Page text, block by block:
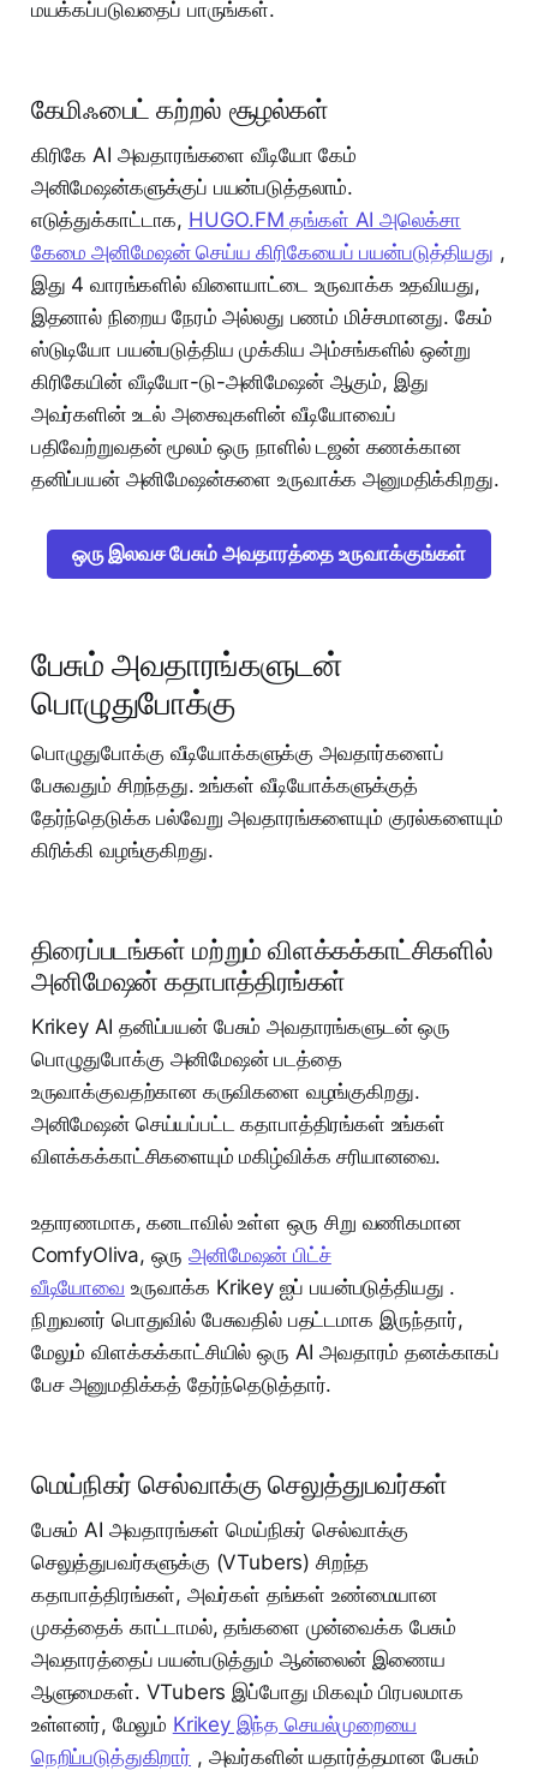
மயக்கப்படுவதைப் பாருங்கள்.
கேமிஃபைட் கற்றல் சூழல்கள்
கிரிகே AI அவதாரங்களை வீடியோ கேம்
அனிமேஷன்களுக்குப் பயன்படுத்தலாம்.
எடுத்துக்காட்டாக, HUGO.FM தங்கள் AI அலெக்சா
கேமை அனிமேஷன் செய்ய கிரிகேயைப் பயன்படுத்தியது ,
இது 4 வாரங்களில் விளையாட்டை உருவாக்க உதவியது,
இதனால் நிறைய நேரம் அல்லது பணம் மிச்சமானது. கேம்
ஸ்டுடியோ பயன்படுத்திய முக்கிய அம்சங்களில் ஒன்று
கிரிகேயின் வீடியோ-டு-அனிமேஷன் ஆகும், இது
அவர்களின் உடல் அசைவுகளின் வீடியோவைப்
பதிவேற்றுவதன் மூலம் ஒரு நாளில் டஜன் கணக்கான
தனிப்பயன் அனிமேஷன்களை உருவாக்க அனுமதிக்கிறது.
ஒரு இலவச பேசும் அவதாரத்தை உருவாக்குங்கள்
பேசும் அவதாரங்களுடன்
பொழுதுபோக்கு
பொழுதுபோக்கு வீடியோக்களுக்கு அவதார்களைப்
பேசுவதும் சிறந்தது. உங்கள் வீடியோக்களுக்குத்
தேர்ந்தெடுக்க பல்வேறு அவதாரங்களையும் குரல்களையும்
கிரிக்கி வழங்குகிறது.
திரைப்படங்கள் மற்றும் விளக்கக்காட்சிகளில்
அனிமேஷன் கதாபாத்திரங்கள்
Krikey AI தனிப்பயன் பேசும் அவதாரங்களுடன் ஒரு
பொழுதுபோக்கு அனிமேஷன் படத்தை
உருவாக்குவதற்கான கருவிகளை வழங்குகிறது.
அனிமேஷன் செய்யப்பட்ட கதாபாத்திரங்கள் உங்கள்
விளக்கக்காட்சிகளையும் மகிழ்விக்க சரியானவை.
உதாரணமாக, கனடாவில் உள்ள ஒரு சிறு வணிகமான
ComfyOliva, ஒருஅனிமேஷன் பிட்ச்
வீடியோவை உருவாக்க Krikey ஐப் பயன்படுத்தியது .
நிறுவனர் பொதுவில் பேசுவதில் பதட்டமாக இருந்தார்,
மேலும் விளக்கக்காட்சியில் ஒரு AI அவதாரம் தனக்காகப்
பேச அனுமதிக்கத் தேர்ந்தெடுத்தார்.
மெய்நிகர் செல்வாக்கு செலுத்துபவர்கள்
பேசும் AI அவதாரங்கள் மெய்நிகர் செல்வாக்கு
செலுத்துபவர்களுக்கு (VTubers) சிறந்த
கதாபாத்திரங்கள், அவர்கள் தங்கள் உண்மையான
முகத்தைக் காட்டாமல், தங்களை முன்வைக்க பேசும்
அவதாரத்தைப் பயன்படுத்தும் ஆன்லைன் இணைய
ஆளுமைகள். VTubers இப்போது மிகவும் பிரபலமாக
உள்ளனர், மேலும் Krikey இந்த செயல்முறையை
நெறிப்படுத்துகிறார் , அவர்களின் யதார்த்தமான பேசும்